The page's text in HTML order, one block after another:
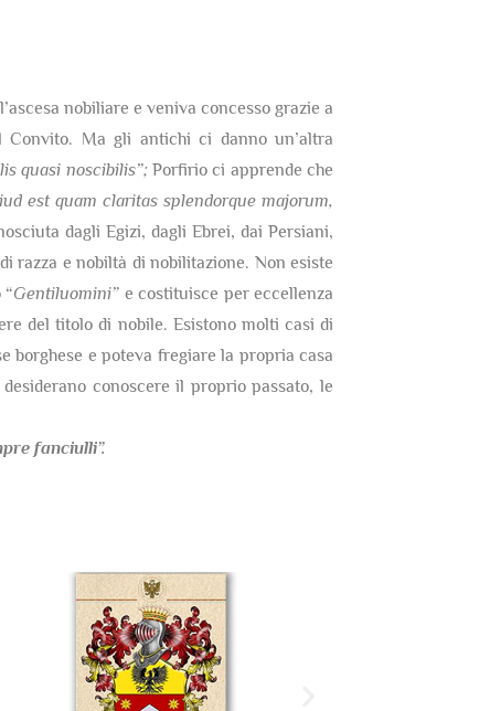
nobiliare e veniva concesso grazie a
Convito. Ma gli antichi ci danno un’altra
quasi noscibilis”; Porfirio ci apprende che
est quam claritas splendorque majorum,
dagli Egizi, dagli Ebrei, dai Persiani,
razza e nobiltà di nobilitazione. Non esiste
“Gentiluomini” e costituisce per eccellenza
del titolo di nobile. Esistono molti casi di
borghese e poteva fregiare la propria casa
conoscere il proprio passato, le
fanciulli”.